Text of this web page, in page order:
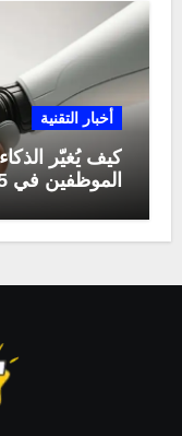
أخبار التقنية
كيف يُغيّر
الموظفين في 2025؟ أبرز التحولات المهنية